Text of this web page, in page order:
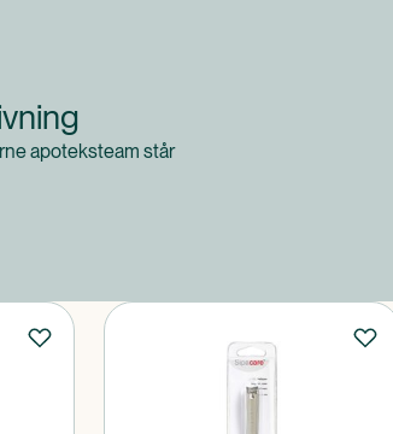
apoteksteam står